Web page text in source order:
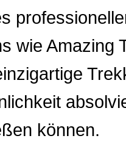
wie Amazing
können.